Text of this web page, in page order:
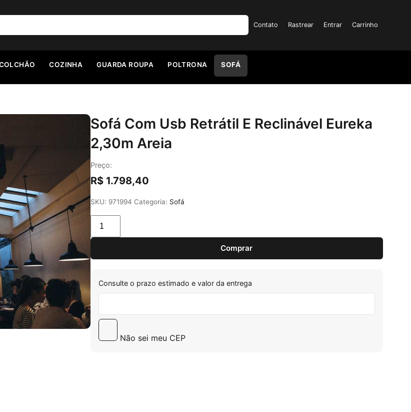
Contato Rastrear Entrar Carrinho
COZINHA GUARDA ROUPA POLTRONA SOFÁ
Sofá Com Usb Retrátil E Reclinável Eureka
2,30m Areia
Preço:
R$1.798,40
SKU: 971994 Categoria: Sofá
Sofá Com Usb Retrátil E Reclinável Eureka 2,30m Areia quantidade
Comprar
Consulte o prazo estimado e valor da entrega
Não sei meu CEP